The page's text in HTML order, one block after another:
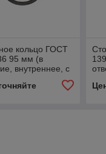
кольцо ГОСТ
95 мм (в
внутреннее, с